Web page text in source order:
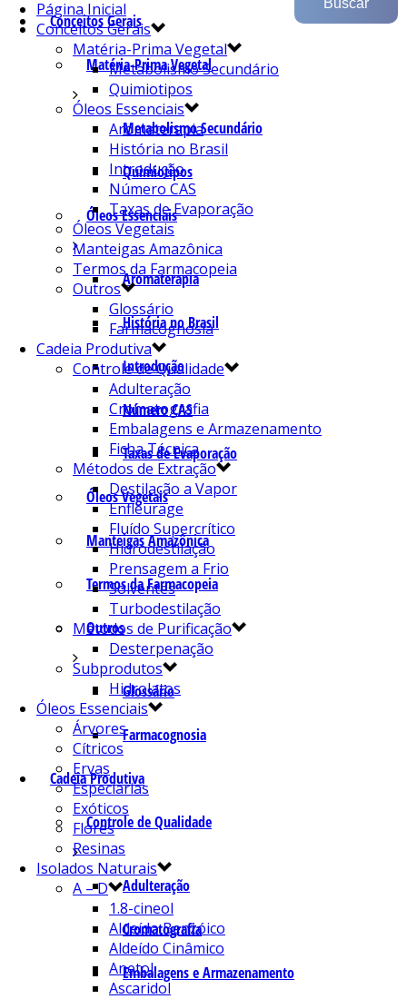
Conceitos Gerais
Matéria-Prima Vegetal
Metabolismo Secundário
Quimiotipos
Óleos Essenciais
Aromaterapia
História no Brasil
Introdução
Número CAS
Taxas de Evaporação
Óleos Vegetais
Manteigas Amazônica
Termos da Farmacopeia
Outros
Glossário
Farmacognosia
Cadeia Produtiva
Controle de Qualidade
Adulteração
Cromatografia
Embalagens e Armazenamento
Página Inicial
Conceitos Gerais
Matéria-Prima Vegetal
Metabolismo Secundário
Quimiotipos
Óleos Essenciais
Aromaterapia
História no Brasil
Introdução
Número CAS
Taxas de Evaporação
Óleos Vegetais
Manteigas Amazônica
Termos da Farmacopeia
Outros
Glossário
Farmacognosia
Cadeia Produtiva
Controle de Qualidade
Adulteração
Cromatografia
Embalagens e Armazenamento
Ficha Técnica
Métodos de Extração
Destilação a Vapor
Enfleurage
Fluído Supercrítico
Hidrodestilação
Prensagem a Frio
Solventes
Turbodestilação
Métodos de Purificação
Desterpenação
Subprodutos
Hidrolatos
Óleos Essenciais
Árvores
Cítricos
Ervas
Especiarias
Exóticos
Flores
Resinas
Isolados Naturais
A – D
1.8-cineol
Aldeído Benzóico
Aldeído Cinâmico
Anetol
Ascaridol